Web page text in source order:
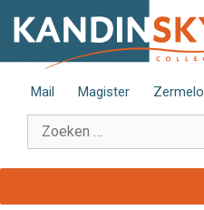
naar
Mail Magister Zermelo
Zoek
naar: